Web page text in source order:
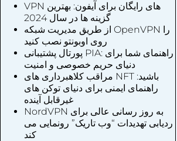
VPN های رایگان برای آیفون: بهترین
گزینه ها در سال 2024
از طریق مدیریت شبکه OpenVPN را
روی اوبونتو نصب کنید
پورتال پشتیبانی PIA: راهنمای شما برای
دنیای حریم خصوصی و امنیت
مراقب کلاهبرداری های NFT باشید:
راهنمای ایمنی برای دنیای توکن های
غیرقابل آینده
NordVPN به روز رسانی عالی برای
ردیابی تهدیدات “وب تاریک” رونمایی می
کند